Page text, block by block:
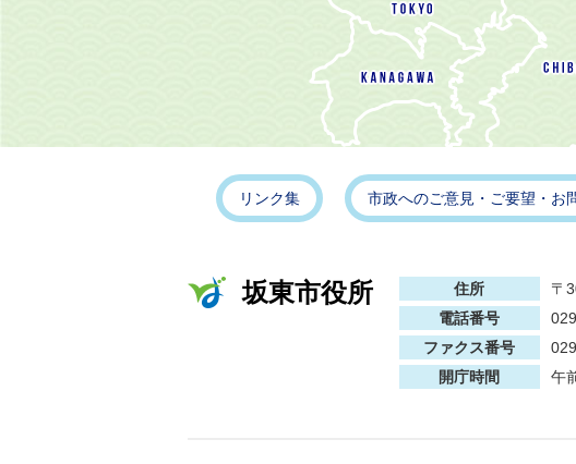
リンク集 市政へのご意見・ご要望・お
坂東市役所 住所
〒
電話番号
ファクス番号
開庁時間
午